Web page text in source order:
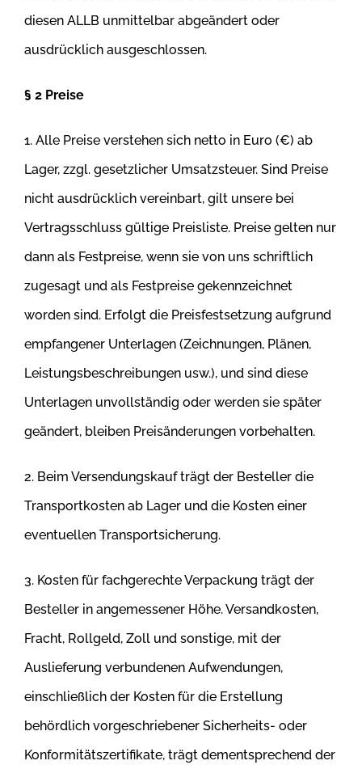
diesen ALLB unmittelbar abgeändert oder
ausdrücklich ausgeschlossen.
§ 2 Preise
1. Alle Preise verstehen sich netto in Euro (€) ab
Lager, zzgl. gesetzlicher Umsatzsteuer. Sind Preise
nicht ausdrücklich vereinbart, gilt unsere bei
Vertragsschluss gültige Preisliste. Preise gelten nur
dann als Festpreise, wenn sie von uns schriftlich
zugesagt und als Festpreise gekennzeichnet
worden sind. Erfolgt die Preisfestsetzung aufgrund
empfangener Unterlagen (Zeichnungen, Plänen,
Leistungsbeschreibungen usw.), und sind diese
Unterlagen unvollständig oder werden sie später
geändert, bleiben Preisänderungen vorbehalten.
2. Beim Versendungskauf trägt der Besteller die
Transportkosten ab Lager und die Kosten einer
eventuellen Transportsicherung.
3. Kosten für fachgerechte Verpackung trägt der
Besteller in angemessener Höhe. Versandkosten,
Fracht, Rollgeld, Zoll und sonstige, mit der
Auslieferung verbundenen Aufwendungen,
einschließlich der Kosten für die Erstellung
behördlich vorgeschriebener Sicherheits- oder
Konformitätszertifikate, trägt dementsprechend der